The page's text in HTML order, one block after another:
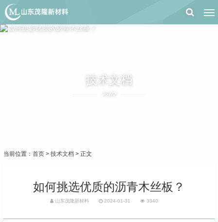
技术文档
JSWD
当前位置： 首页 > 技术文档 > 正文
如何挑选优质的沥青木丝板？
山东茂隆新材料 2024-01-31 3340